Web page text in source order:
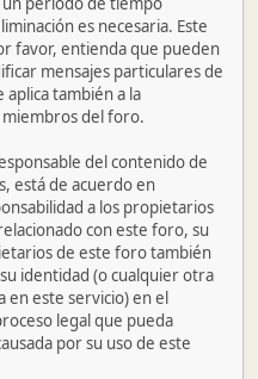
es necesaria. Este
favor, entienda que pueden
mensajes particulares de
aplica también a la
del foro.
del contenido de
está de acuerdo en
a los propietarios
con este foro, su
de este foro también
identidad (o cualquier otra
en este servicio) en el
legal que pueda
por su uso de este